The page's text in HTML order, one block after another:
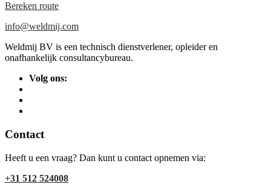
Bereken route
info@weldmij.com
Weldmij BV is een technisch dienstverlener, opleider en
onafhankelijk consultancybureau.
Volg ons:
Contact
Heeft u een vraag? Dan kunt u contact opnemen via:
+31 512 524008